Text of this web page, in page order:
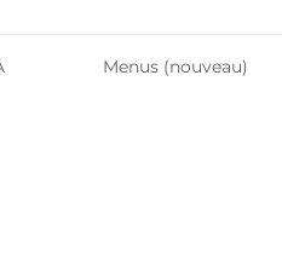
Menus (nouveau)